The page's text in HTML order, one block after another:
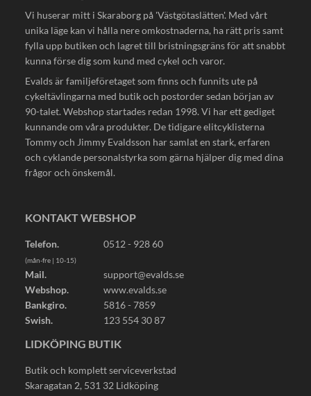
Vi huserar mitt i Skaraborg på 'Västgötaslätten'. Med vårt
unika läge kan vi hålla nere omkostnaderna, ha rätt pris samt
fylla upp butiken och lagret till bristningsgräns för att snabbt
kunna förse dig som kund med cykel och varor.
Evalds är familjeföretaget som finns och funnits ute på
cykeltävlingarna med butik och postorder sedan början av
90-talet. Webshop startades redan 1998. Vi har ett gediget
kunnande om våra produkter. De tidigare elitcyklisterna
Tommy och Jimmy Evaldsson har samlat en stark, erfaren
och cyklande personalstyrka som gärna hjälper dig med dina
frågor och önskemål.
KONTAKT WEBSHOP
Telefon. 0512 - 928 60
(mån-fre | 10-15)
Mail.
support@evalds.se
Webshop.
www.evalds.se
Bankgiro.
5816 - 7859
Swish.
123 554 30 87
LIDKÖPING BUTIK
Butik och komplett serviceverkstad
Skaragatan 2, 531 32 Lidköping